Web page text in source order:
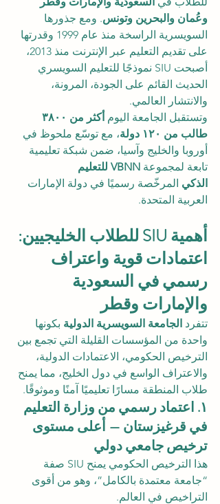
وعُمان والبحرين وتونس. ومع جذورها
السويسرية الراسخة منذ عام 1999 وقدرتها
على تقديم التعليم عبر الإنترنت منذ 2013،
أصبحت SIU نموذجًا للتعليم السويسري
الحديث القائم على الجودة، المرونة،
والانتشار العالمي.
وتستقبل الجامعة اليوم
طالب من ١٢٠ دولة
، مع توسّع ملحوظ في
أوروبا والخليج وآسيا، ضمن شبكة تعليمية
تابعة لمجموعة
VBNN للتعليم
الذكي المرخّصة رسميًا في دولة الإمارات
العربية المتحدة.
أهمية SIU للطلاب الخليجيين:
اعتمادات قوية واعتراف
رسمي في السعودية
والإمارات وقطر
تتفرد الجامعة السويسرية الدولية بكونها
واحدة من المؤسسات القليلة التي تجمع بين
الترخيص الحكومي، الاعتمادات الدولية،
والاعتراف الواسع في دول الخليج، مما يمنح
طلاب المنطقة مسارًا تعليميًا آمنًا وموثوقًا.
١. اعتماد رسمي من وزارة التعليم
في قرغيزستان — أعلى مستوى
ترخيص جامعي دولي
هذا الترخيص الحكومي يمنح SIU صفة
“جامعة معتمدة بالكامل”، وهو من أقوى
التراخيص في العالم.